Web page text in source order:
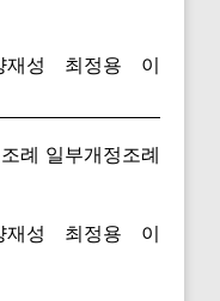
성 최정용 이
례 일부개정조례
성 최정용 이